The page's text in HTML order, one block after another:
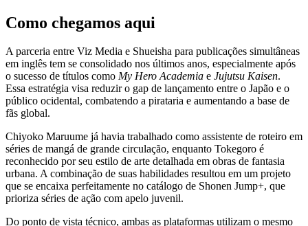
Como chegamos aqui
A parceria entre Viz Media e Shueisha para publicações simultâneas
em inglês tem se consolidado nos últimos anos, especialmente após
o sucesso de títulos como My Hero Academia e Jujutsu Kaisen.
Essa estratégia visa reduzir o gap de lançamento entre o Japão e o
público ocidental, combatendo a pirataria e aumentando a base de
fãs global.
Chiyoko Maruume já havia trabalhado como assistente de roteiro em
séries de mangá de grande circulação, enquanto Tokegoro é
reconhecido por seu estilo de arte detalhada em obras de fantasia
urbana. A combinação de suas habilidades resultou em um projeto
que se encaixa perfeitamente no catálogo de Shonen Jump+, que
prioriza séries de ação com apelo juvenil.
Do ponto de vista técnico, ambas as plataformas utilizam o mesmo